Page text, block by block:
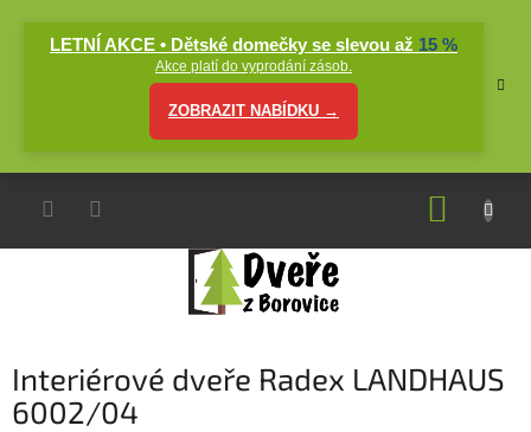
LETNÍ AKCE • Dětské domečky se slevou až 15 %
Akce platí do vyprodání zásob.
ZOBRAZIT NABÍDKU →
Interiérové dveře Radex LANDHAUS
6002/04